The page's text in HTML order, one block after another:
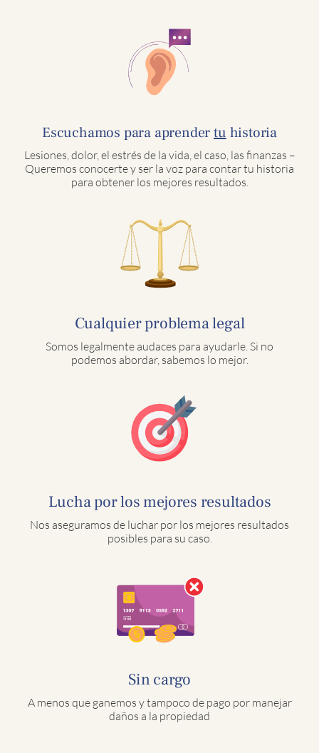
Escuchamos para aprendertu historia
Lesiones, dolor, el estrés de la vida, el caso, las finanzas –
Queremos conocerte y ser la voz para contar tu historia
para obtener los mejores resultados.
Cualquier problema legal
Somos legalmente audaces para ayudarle. Si no
podemos abordar, sabemos lo mejor.
Lucha por los mejores resultados
Nos aseguramos de luchar por los mejores resultados
posibles para su caso.
Sin cargo
A menos que ganemos y tampoco de pago por manejar
daños a la propiedad